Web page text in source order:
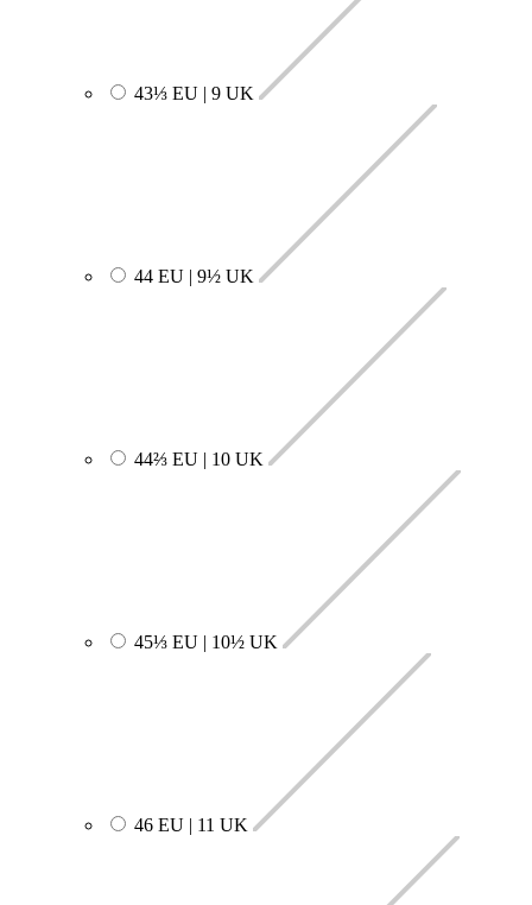
43⅓ EU | 9 UK
44 EU | 9½ UK
44⅔ EU | 10 UK
45⅓ EU | 10½ UK
46 EU | 11 UK